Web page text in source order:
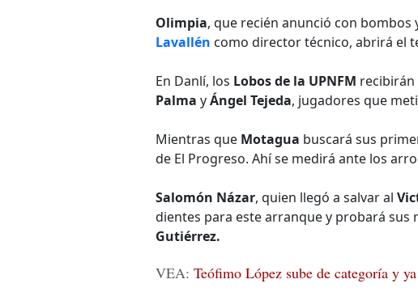
Olimpia, que recién anunció con
Lavallén como director técnico, abrirá el
En Danlí, los Lobos de la UPNFM recibirán
Palma yÁngel Tejeda, jugadores que
Mientras que Motagua buscará sus
de El Progreso. Ahí se medirá ante los
Salomón Názar, quien llegó a salvar al
dientes para este arranque y probará sus
Gutiérrez.
VEA: Teófimo López sube de categoría y